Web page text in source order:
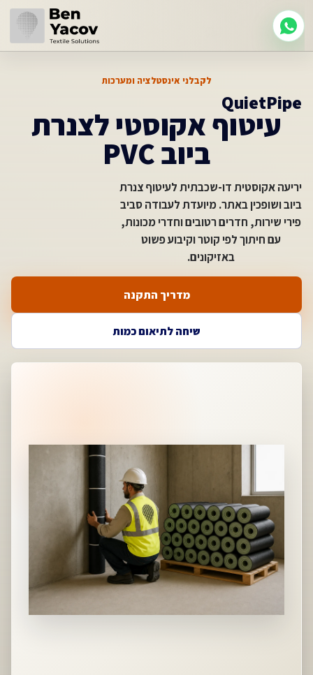
לקבלני אינסטלציה ומערכות
QuietPipe
עיטוף אקוסטי לצנרת
ביוב PVC
יריעה אקוסטית דו-שכבתית לעיטוף צנרת
ביוב ושופכין באתר. מיועדת לעבודה סביב
פירי שירות, חדרים רטובים וחדרי מכונות,
עם חיתוך לפי קוטר וקיבוע פשוט
באזיקונים.
מדריך התקנה
שיחה לתיאום כמות